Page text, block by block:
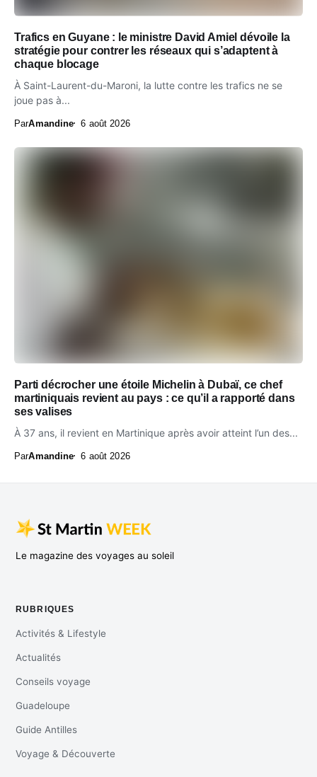
Trafics en Guyane : le ministre David Amiel dévoile la
stratégie pour contrer les réseaux qui s’adaptent à
chaque blocage
À Saint-Laurent-du-Maroni, la lutte contre les trafics ne se
joue pas à...
ParAmandine 6 août 2026
Parti décrocher une étoile Michelin à Dubaï, ce chef
martiniquais revient au pays : ce qu’il a rapporté dans
ses valises
À 37 ans, il revient en Martinique après avoir atteint l’un des...
ParAmandine 6 août 2026
Le magazine des voyages au soleil
RUBRIQUES
Activités & Lifestyle
Actualités
Conseils voyage
Guadeloupe
Guide Antilles
Voyage & Découverte